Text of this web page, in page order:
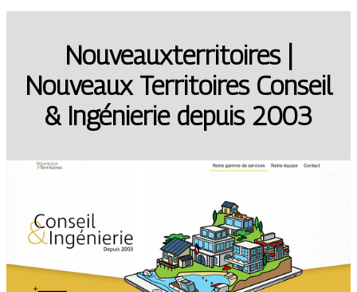
Nouveaux­ter­ritoi­res |
Nouveaux Territoires Conseil
& Ingénierie depuis 2003